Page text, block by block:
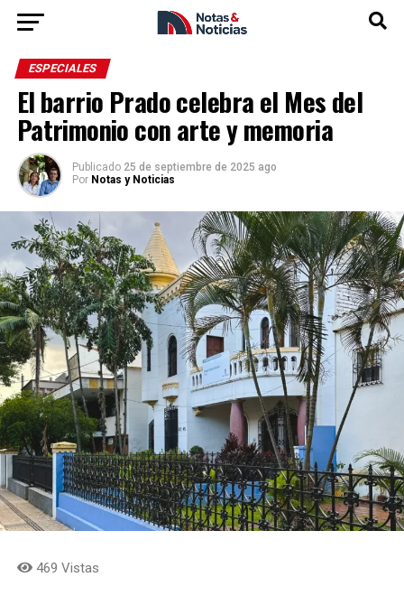
ESPECIALES
El barrio Prado celebra el Mes del
Patrimonio con arte y memoria
Publicado 25 de septiembre de 2025 ago
Por Notas y Noticias
469 Vistas